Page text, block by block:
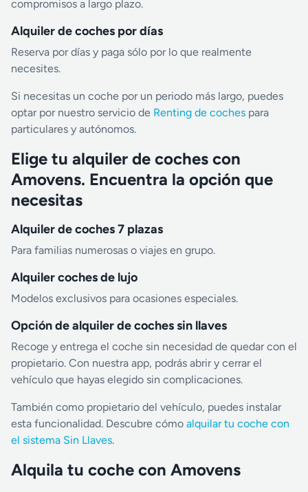
compromisos a largo plazo.
Alquiler de coches por días
Reserva por días y paga sólo por lo que realmente
necesites.
Si necesitas un coche por un periodo más largo, puedes
optar por nuestro servicio de Renting de coches para
particulares y autónomos.
Elige tu alquiler de coches con
Amovens. Encuentra la opción que
necesitas
Alquiler de coches 7 plazas
Para familias numerosas o viajes en grupo.
Alquiler coches de lujo
Modelos exclusivos para ocasiones especiales.
Opción de alquiler de coches sin llaves
Recoge y entrega el coche sin necesidad de quedar con el
propietario. Con nuestra app, podrás abrir y cerrar el
vehículo que hayas elegido sin complicaciones.
También como propietario del vehículo, puedes instalar
esta funcionalidad. Descubre cómo alquilar tu coche con
el sistema Sin Llaves.
Alquila tu coche con Amovens